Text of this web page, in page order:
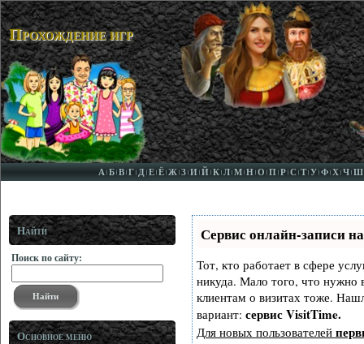
Прохождение игр
А Б В Г Д Е Ё Ж З И Й К Л М Н О П Р С Т У Ф Х Ч Ш
Найти
Поиск по сайту:
Основное меню
Сервис онлайн-записи
Тот, кто работает в сфере
никуда. Мало того, что нужно
клиентам о визитах тоже.
вариант: сервис VisitTime.
Для новых пользователей